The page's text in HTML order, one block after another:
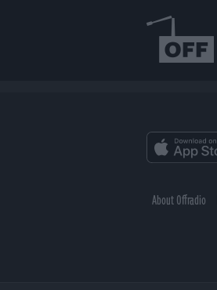
About Offradio